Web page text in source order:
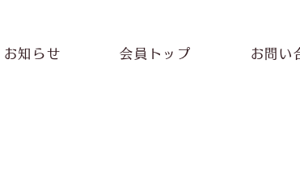
お知らせ 会員トップ お問い